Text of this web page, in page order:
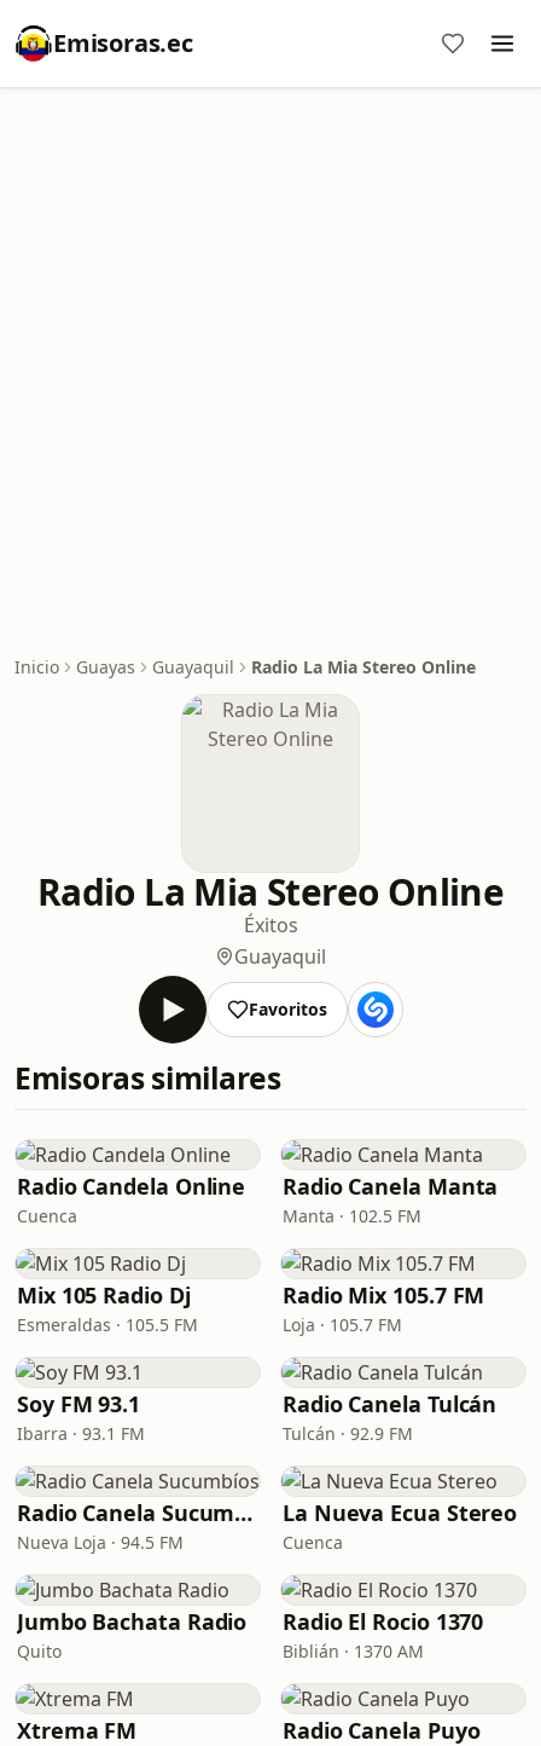
Emisoras.ec
Inicio Guayas Guayaquil Radio La Mia Stereo Online
Radio La Mia Stereo Online
Éxitos
Guayaquil
Favoritos
Emisoras similares
Radio Candela Online
Cuenca
Radio Canela Manta
Manta · 102.5 FM
Mix 105 Radio Dj
Esmeraldas · 105.5 FM
Radio Mix 105.7 FM
Loja · 105.7 FM
Soy FM 93.1
Ibarra · 93.1 FM
Radio Canela Tulcán
Tulcán · 92.9 FM
Radio Canela Sucumbíos
Nueva Loja · 94.5 FM
La Nueva Ecua Stereo
Cuenca
Jumbo Bachata Radio
Quito
Radio El Rocio 1370
Biblián · 1370 AM
Xtrema FM Radio Canela Puyo